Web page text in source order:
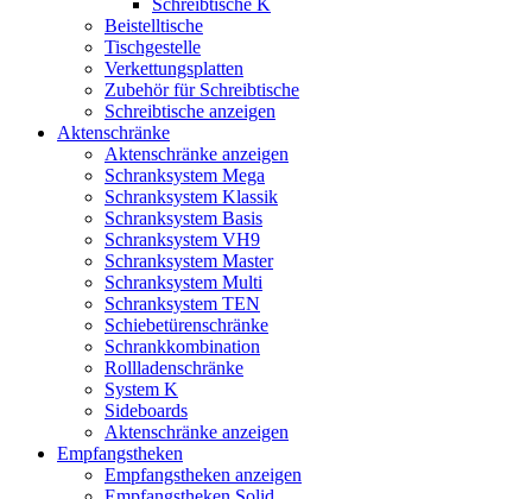
Schreibtische K
Beistelltische
Tischgestelle
Verkettungsplatten
Zubehör für Schreibtische
Schreibtische anzeigen
Aktenschränke
Aktenschränke anzeigen
Schranksystem Mega
Schranksystem Klassik
Schranksystem Basis
Schranksystem VH9
Schranksystem Master
Schranksystem Multi
Schranksystem TEN
Schiebetürenschränke
Schrankkombination
Rollladenschränke
System K
Sideboards
Aktenschränke anzeigen
Empfangstheken
Empfangstheken anzeigen